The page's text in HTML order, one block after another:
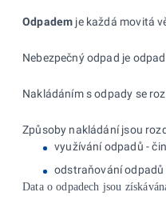
Odpadem je každá movitá
Nebezpečný odpad je
Nakládáním s odpady se
Způsoby nakládání jsou
využívání odpadů -
odstraňování odpadů
Data o odpadech jsou